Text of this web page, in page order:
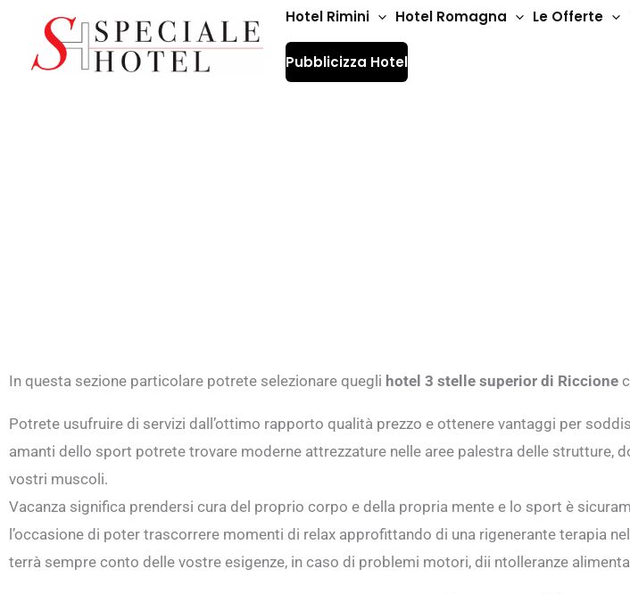
contenuto
Hotel Rimini Hotel Romagna Le Offerte
Pubblicizza Hotel
In questa sezione particolare potrete selezionare quegli hotel 3 stelle superior di Riccione
Potrete usufruire di servizi dall’ottimo rapporto qualità prezzo e ottenere vantaggi per
amanti dello sport potrete trovare moderne attrezzature nelle aree palestra delle strutture,
vostri muscoli.
Vacanza significa prendersi cura del proprio corpo e della propria mente e lo sport è
l’occasione di poter trascorrere momenti di relax approfittando di una rigenerante terapia
terrà sempre conto delle vostre esigenze, in caso di problemi motori, dii ntolleranze